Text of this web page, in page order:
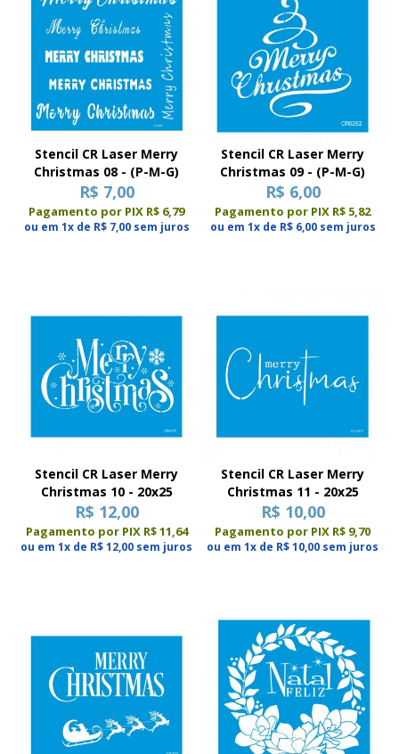
Stencil CR Laser Merry
Christmas 08 - (P-M-G)
R$ 7,00
Pagamento por PIX R$ 6,79
ou em 1x de R$ 7,00 sem juros
Stencil CR Laser Merry
Christmas 09 - (P-M-G)
R$ 6,00
Pagamento por PIX R$ 5,82
ou em 1x de R$ 6,00 sem juros
Stencil CR Laser Merry
Christmas 10 - 20x25
R$ 12,00
Pagamento por PIX R$ 11,64
ou em 1x de R$ 12,00 sem juros
Stencil CR Laser Merry
Christmas 11 - 20x25
R$ 10,00
Pagamento por PIX R$ 9,70
ou em 1x de R$ 10,00 sem juros